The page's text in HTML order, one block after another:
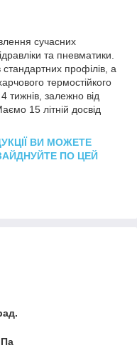
сучасних
та пневматики.
профілів, а
термостійкого
тижнів, залежно від
15 літній досвід
ВИ МОЖЕТЕ
ПО ЦЕЙ